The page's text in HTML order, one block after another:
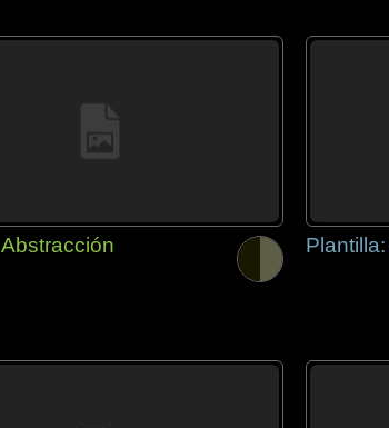
Abstracción Plantilla: